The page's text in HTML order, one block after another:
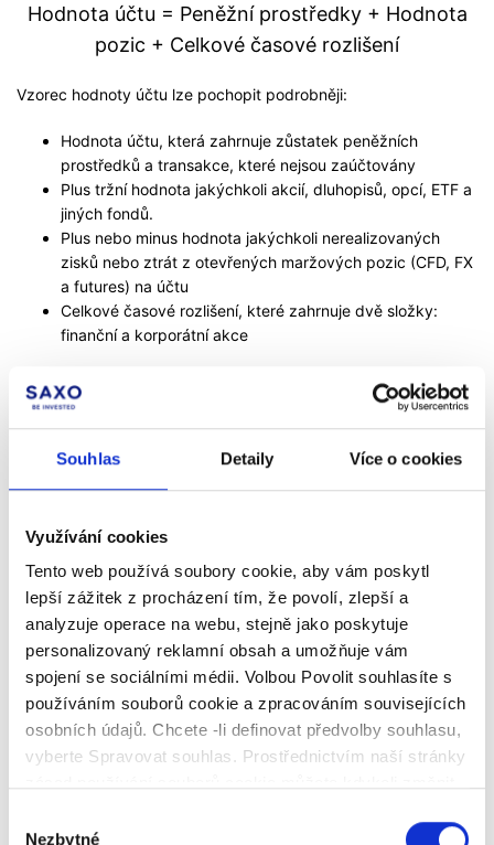
Souhlas Detaily Více o cookies
Využívání cookies
Tento web používá soubory cookie, aby vám poskytl
lepší zážitek z procházení tím, že povolí, zlepší a
analyzuje operace na webu, stejně jako poskytuje
personalizovaný reklamní obsah a umožňuje vám
spojení se sociálními médii. Volbou Povolit souhlasíte s
používáním souborů cookie a zpracováním souvisejících
osobních údajů. Chcete -li definovat předvolby souhlasu,
vyberte Spravovat souhlas. Prostřednictvím naší stránky
naleznete naše zásady používání souborů cookie
a
Nezbytné
Hodnota účtu = Peněžní prostředky + Hodnota
pozic + Celkové časové rozlišení
Vzorec hodnoty účtu lze pochopit podrobněji:
Hodnota účtu, která zahrnuje zůstatek peněžních
prostředků a transakce, které nejsou zaúčtovány
Plus tržní hodnota jakýchkoli akcií, dluhopisů, opcí, ETF a
jiných fondů.
Plus nebo minus hodnota jakýchkoli nerealizovaných
zisků nebo ztrát z otevřených maržových pozic (CFD, FX
a futures) na účtu
Celkové časové rozlišení, které zahrnuje dvě složky:
finanční a korporátní akce